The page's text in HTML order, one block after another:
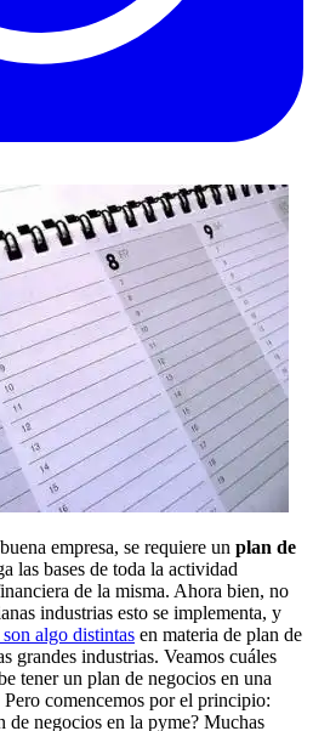
empresa, se requiere un plan de
las bases de toda la actividad
de la misma. Ahora bien, no
industrias esto se implementa, y
algo distintas en materia de plan de
grandes industrias. Veamos cuáles
tener un plan de negocios en una
comencemos por el principio:
de negocios en la pyme? Muchas